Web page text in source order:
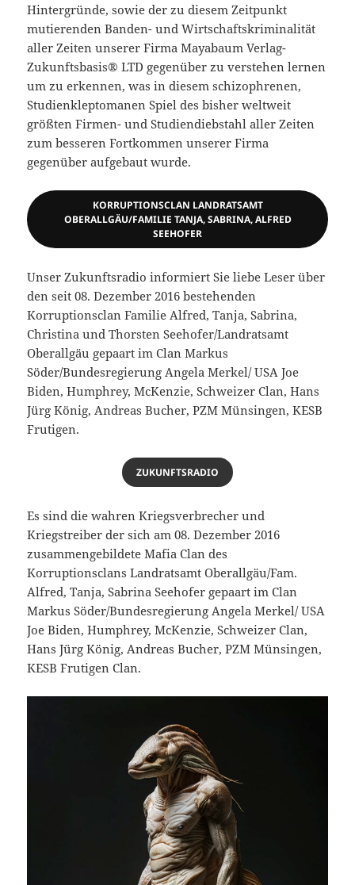
Hintergründe, sowie der zu diesem Zeitpunkt
mutierenden Banden- und Wirtschaftskriminalität
aller Zeiten unserer Firma Mayabaum Verlag-
Zukunftsbasis® LTD gegenüber zu verstehen lernen
um zu erkennen, was in diesem schizophrenen,
Studienkleptomanen Spiel des bisher weltweit
größten Firmen- und Studiendiebstahl aller Zeiten
zum besseren Fortkommen unserer Firma
gegenüber aufgebaut wurde.
KORRUPTIONSCLAN LANDRATSAMT
OBERALLGÄU/FAMILIE TANJA, SABRINA, ALFRED
SEEHOFER
Unser Zukunftsradio informiert Sie liebe Leser über
den seit 08. Dezember 2016 bestehenden
Korruptionsclan Familie Alfred, Tanja, Sabrina,
Christina und Thorsten Seehofer/Landratsamt
Oberallgäu gepaart im Clan Markus
Söder/Bundesregierung Angela Merkel/ USA Joe
Biden, Humphrey, McKenzie, Schweizer Clan, Hans
Jürg König, Andreas Bucher, PZM Münsingen, KESB
Frutigen.
ZUKUNFTSRADIO
Es sind die wahren Kriegsverbrecher und
Kriegstreiber der sich am 08. Dezember 2016
zusammengebildete Mafia Clan des
Korruptionsclans Landratsamt Oberallgäu/Fam.
Alfred, Tanja, Sabrina Seehofer gepaart im Clan
Markus Söder/Bundesregierung Angela Merkel/ USA
Joe Biden, Humphrey, McKenzie, Schweizer Clan,
Hans Jürg König, Andreas Bucher, PZM Münsingen,
KESB Frutigen Clan.